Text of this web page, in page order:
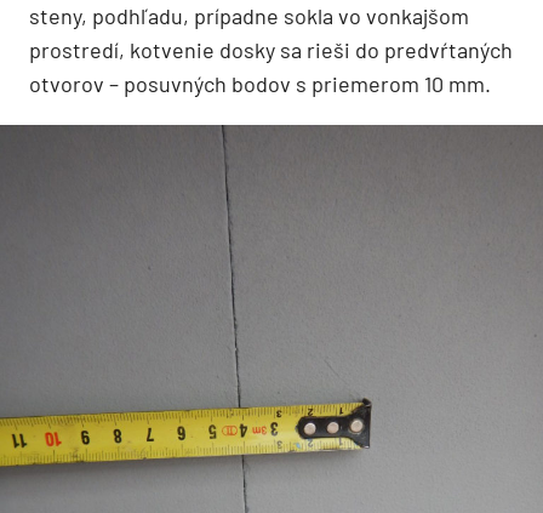
steny, podhľadu, prípadne sokla vo vonkajšom
prostredí, kotvenie dosky sa rieši do predvŕtaných
otvorov – posuvných bodov s priemerom 10 mm.